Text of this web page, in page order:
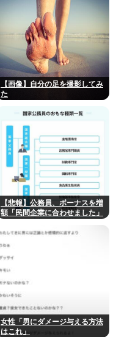
【画像】自分の足を撮影してみ
た
【悲報】公務員、ボーナスを増
額「民間企業に合わせました」
女性「男にダメージ与える方法
はこれ」